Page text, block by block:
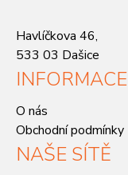
Havlíčkova 46,
533 03 Dašice
INFORMACE
O nás
Obchodní podmínky
NAŠE SÍTĚ